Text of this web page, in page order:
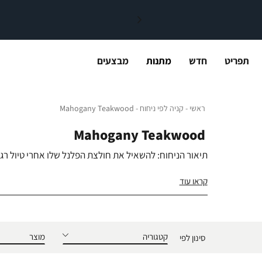
תפריט חדש מתנות מבצעים
Mahogany Teakwood
ראשי ראשי
קניה לפי ניחוח קניה לפי ניחוח
Mahogany Teakwood
Teakwood
תיאור הניחוח: להשאיל את חולצת הפלנל שלו אחרי טיול
תווי הניחוח: עצי מהוגני, עץ טיק שחור ולבנדר.
קראו עוד
סינון לפי קניה לפי ניחוח
הנמכרים ביותרקטגוריה מוצר